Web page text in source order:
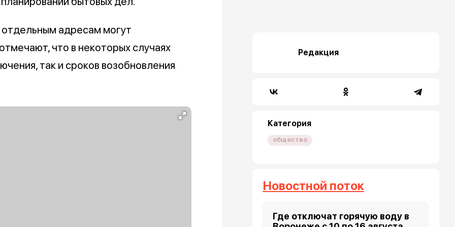
адресам могут
что в некоторых случаях
так и сроков возобновления
Редакция
Категория
общество
Новостной поток
Где отключат горячую воду в